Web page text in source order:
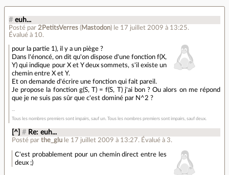
# euh...
Posté par 2PetitsVerres ( Mastodon) le 17 juillet 2009 à 13:25.
Évalué à 10.
pour la partie 1), il y a un piège ?
Dans l'énoncé, on dit qu'on dispose d'une fonction f(X,
Y) qui indique pour X et Y deux sommets, s'il existe un
chemin entre X et Y.
Et on demande d'écrire une fonction qui fait pareil.
Je propose la fonction g(S, T) = f(S, T) j'ai bon ? Ou alors on me répond
que je ne suis pas sûr que c'est dominé par N^2 ?
Tous les nombres premiers sont impairs, sauf un. Tous les nombres premiers sont impairs, sauf deux.
[^] # Re: euh...
Posté parthe_glu le 17 juillet 2009 à 13:27. Évalué à 3.
C'est probablement pour un chemin direct entre les
deux ;)